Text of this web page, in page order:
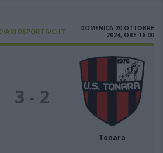
DOMENICA 20 OTTOBRE
2024, ORE 16:00
3 - 2
Tonara